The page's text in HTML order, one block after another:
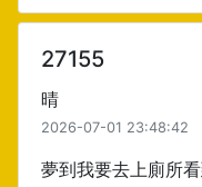
27155
晴
2026-07-01 23:48:42
夢到我要去上廁所